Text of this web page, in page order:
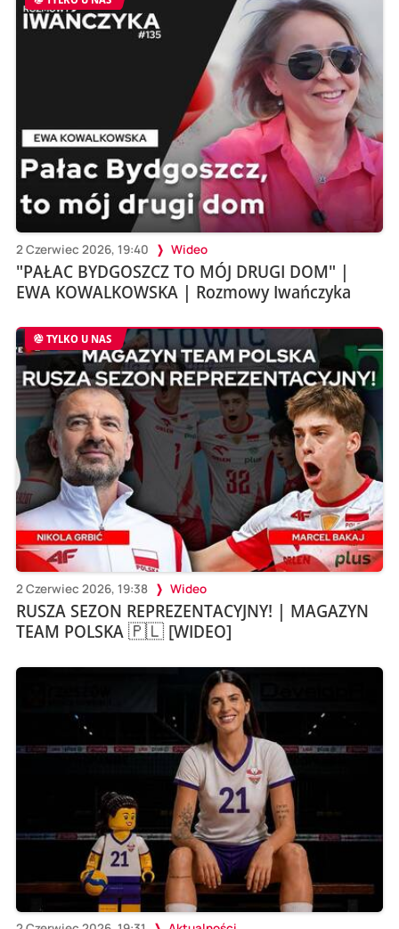
2 Czerwiec 2026, 19:40 Wideo
"PAŁAC BYDGOSZCZ TO MÓJ DRUGI DOM" |
EWA KOWALKOWSKA | Rozmowy Iwańczyka
TYLKO U NAS
2 Czerwiec 2026, 19:38 Wideo
RUSZA SEZON REPREZENTACYJNY! | MAGAZYN
TEAM POLSKA 🇵🇱 [WIDEO]